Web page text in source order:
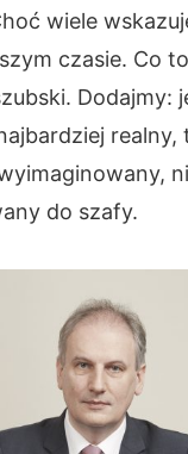
wiele
czasie. Co
Dodajmy:
realny,
do szafy.